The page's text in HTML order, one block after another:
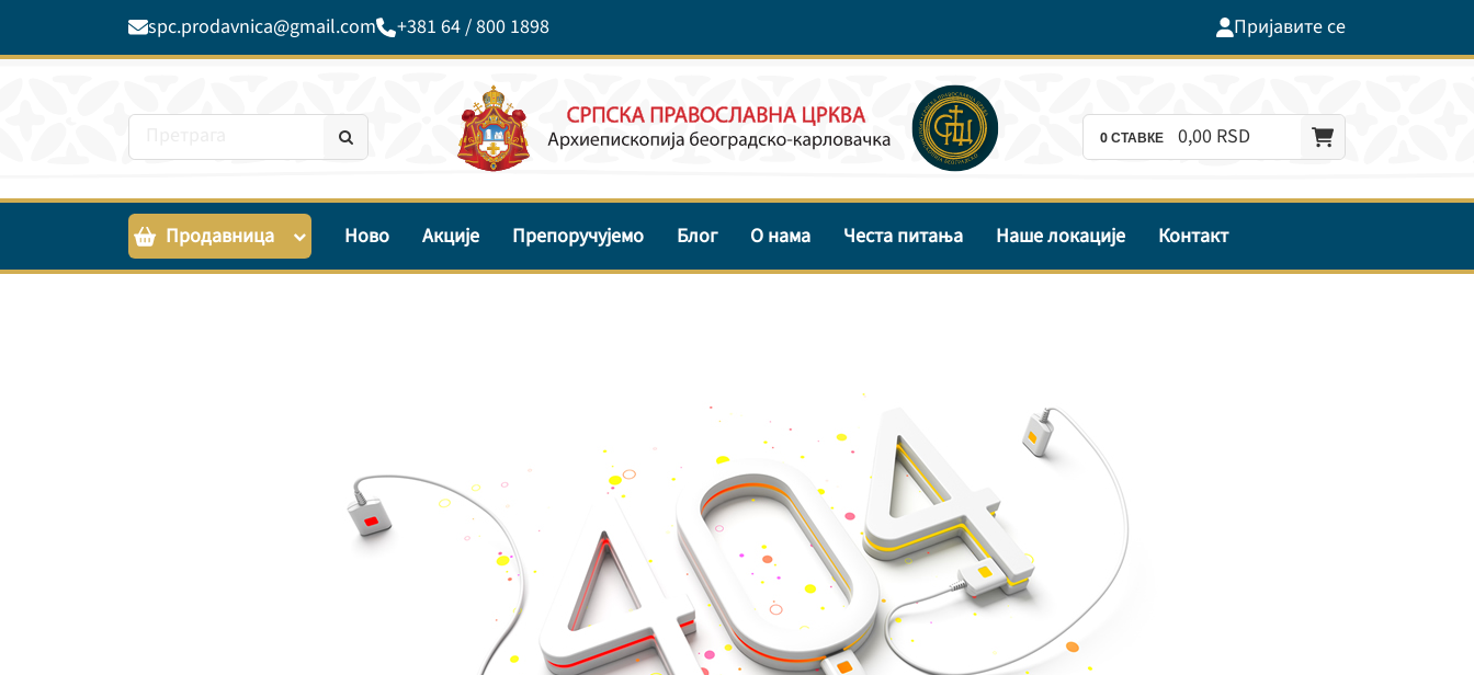
spc.prodavnica@gmail.com +381 64 / 800 1898 Пријавите се
0СТАВКЕ 0,00 RSD
Продавница Ново Акције Препоручујемо Блог О нама Честа питања Наше локације Контакт